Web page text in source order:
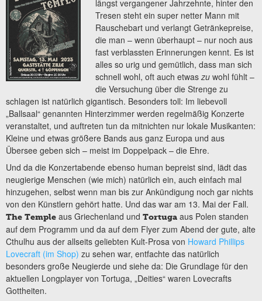
längst vergangener Jahrzehnte, hinter den
Tresen steht ein super netter Mann mit
Rauschebart und verlangt Getränkepreise,
die man – wenn überhaupt – nur noch aus
fast verblassten Erinnerungen kennt. Es ist
alles so urig und gemütlich, dass man sich
schnell wohl, oft auch etwaszu wohl fühlt –
die Versuchung über die Strenge zu
schlagen ist natürlich gigantisch. Besonders toll: Im liebevoll
„Ballsaal“ genannten Hinterzimmer werden regelmäßig Konzerte
veranstaltet, und auftreten tun da mitnichten nur lokale Musikanten:
Kleine und etwas größere Bands aus ganz Europa und aus
Übersee geben sich – meist im Doppelpack – die Ehre.
Und da die Konzertabende ebenso human bepreist sind, lädt das
neugierige Menschen (wie mich) natürlich ein, auch einfach mal
hinzugehen, selbst wenn man bis zur Ankündigung noch gar nichts
von den Künstlern gehört hatte. Und das war am 13. Mai der Fall.
The Temple aus Griechenland und Tortuga aus Polen standen
auf dem Programm und da auf dem Flyer zum Abend der gute, alte
Cthulhu aus der allseits geliebten Kult-Prosa von Howard Phillips
Lovecraft (im Shop) zu sehen war, entfachte das natürlich
besonders große Neugierde und siehe da: Die Grundlage für den
aktuellen Longplayer von Tortuga, „Deities“ waren Lovecrafts
Gottheiten.